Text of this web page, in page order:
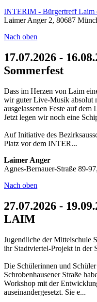
INTERIM - Bürgertreff Laim
Laimer Anger 2, 80687
Nach oben
17.07.2026 -
Sommerfest
Dass im Herzen von Laim
wir guter Live-Musik absolut
ausgelassenen Feste auf
Jetzt legen wir noch eine
Auf Initiative des
Platz vor dem INTER...
Laimer Anger
Agnes-Bernauer-Straße 89-
Nach oben
27.07.2026 -
LAIM
Jugendliche der Mittelschule
ihr Stadtviertel-Projekt in der
Die Schülerinnen und
Schrobenhausener Straße
Workshop mit der
auseinandergesetzt. Sie e...